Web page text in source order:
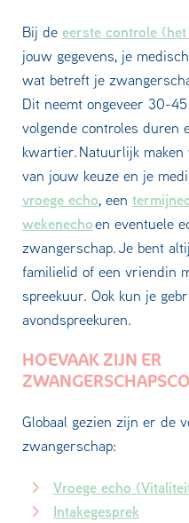
Bij de eerste controle
jouw gegevens, je
wat betreft je
Dit neemt ongeveer 30-
volgende controles duren
kwartier. Natuurlijk
van jouw keuze en je
vroege echo, een
wekenechoen eventuele
zwangerschap. Je bent
familielid of een vriendin
spreekuur. Ook kun je
avondspreekuren.
HOEVAAK ZIJN ER
Globaal gezien zijn er de
zwangerschap:
Vroege echo
Intakegesprek